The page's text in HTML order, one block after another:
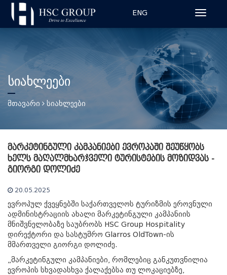
ENG
სიახლეები
მთავარი სიახლეები
მარკეტინგული კამპანიები ევროპაში შეუწყობს
ხელს მაღალმხარჯველი ტურისტების მოზიდვას -
გიორგი დოლიძე
20.05.2025
ევროპულ ქვეყნებში საქართველოს ტურიზმის ეროვნული
ადმინისტრაციის ახალი მარკეტინგული კამპანიის
მნიშვნელობაზე საუბრობს HSC Group Hospitality
დირექტორი და სასტუმრო Glarros OldTown-ის
მმართველი გიორგი დოლიძე.
„მარკეტინგული კამპანიები, რომლებიც განკუთვნილია
ევროპის სხვადასხვა ქალაქებსა თუ ლოკაციებზე,